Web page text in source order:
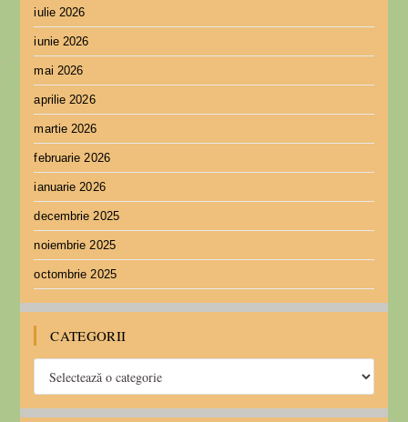
iulie 2026
iunie 2026
mai 2026
aprilie 2026
martie 2026
februarie 2026
ianuarie 2026
decembrie 2025
noiembrie 2025
octombrie 2025
CATEGORII